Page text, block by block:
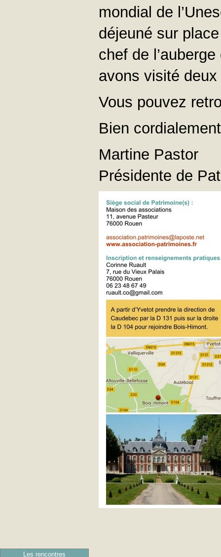
mondial de
déjeuné sur
chef de
avons visité
Vous pouvez
Bien
Martine Pastor
Présidente de
Les rencontres